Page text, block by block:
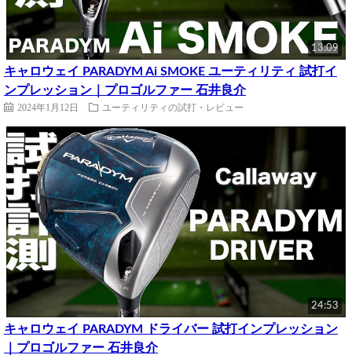
13:09
キャロウェイ PARADYM Ai SMOKE ユーティリティ 試打イ
ンプレッション｜プロゴルファー 石井良介
2024年1月12日 ユーティリティの試打・レビュー
24:53
キャロウェイ PARADYM ドライバー 試打インプレッション
｜プロゴルファー 石井良介